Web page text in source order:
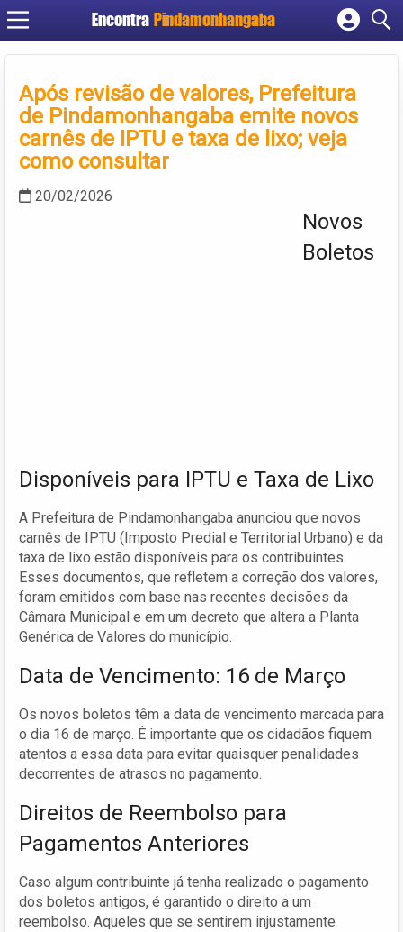
Encontra Pindamonhangaba
Cadastrar empresa
Criar conta
Após revisão de valores, Prefeitura
de Pindamonhangaba emite novos
carnês de IPTU e taxa de lixo; veja
como consultar
20/02/2026
Novos
Boletos
Disponíveis para IPTU e Taxa de Lixo
A Prefeitura de Pindamonhangaba anunciou que novos
carnês de IPTU (Imposto Predial e Territorial Urbano) e da
taxa de lixo estão disponíveis para os contribuintes.
Esses documentos, que refletem a correção dos valores,
foram emitidos com base nas recentes decisões da
Câmara Municipal e em um decreto que altera a Planta
Genérica de Valores do município.
Data de Vencimento: 16 de Março
Os novos boletos têm a data de vencimento marcada para
o dia 16 de março. É importante que os cidadãos fiquem
atentos a essa data para evitar quaisquer penalidades
decorrentes de atrasos no pagamento.
Direitos de Reembolso para
Pagamentos Anteriores
Caso algum contribuinte já tenha realizado o pagamento
dos boletos antigos, é garantido o direito a um
reembolso. Aqueles que se sentirem injustamente